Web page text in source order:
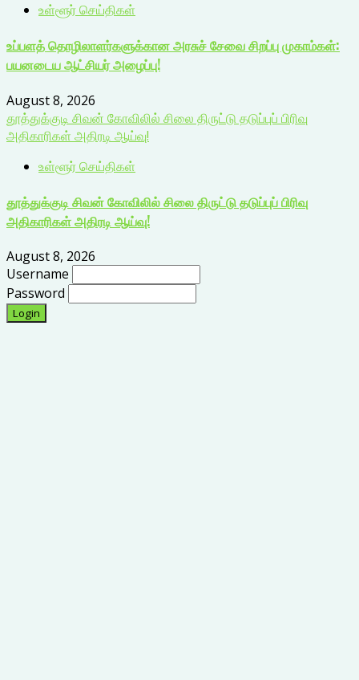
உள்ளூர் செய்திகள்
உப்பளத் தொழிலாளர்களுக்கான அரசுச் சேவை சிறப்பு முகாம்கள்:
பயனடைய ஆட்சியர் அழைப்பு!
August 8, 2026
தூத்துக்குடி சிவன் கோவிலில் சிலை திருட்டு தடுப்புப் பிரிவு
அதிகாரிகள் அதிரடி ஆய்வு!
உள்ளூர் செய்திகள்
தூத்துக்குடி சிவன் கோவிலில் சிலை திருட்டு தடுப்புப் பிரிவு
அதிகாரிகள் அதிரடி ஆய்வு!
August 8, 2026
Username
Password